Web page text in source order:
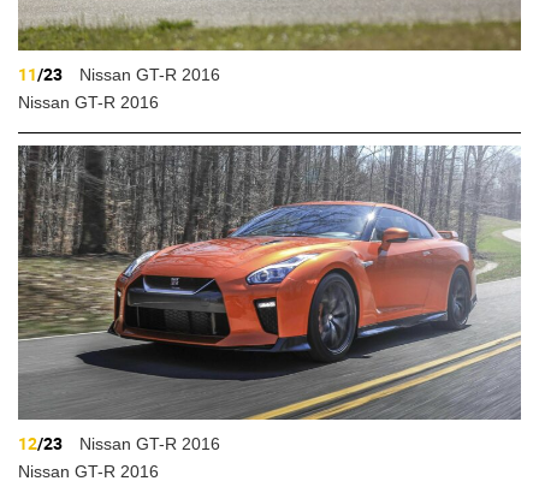
11/23
Nissan GT-R 2016
Nissan GT-R 2016
12/23
Nissan GT-R 2016
Nissan GT-R 2016